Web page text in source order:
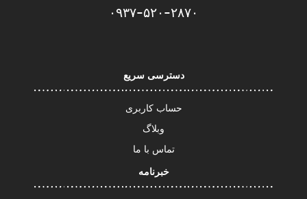
۰۹۳۷-۵۲۰-۲۸۷۰​
دسترسی سریع
حساب کاربری
وبلاگ
تماس با ما
خبرنامه